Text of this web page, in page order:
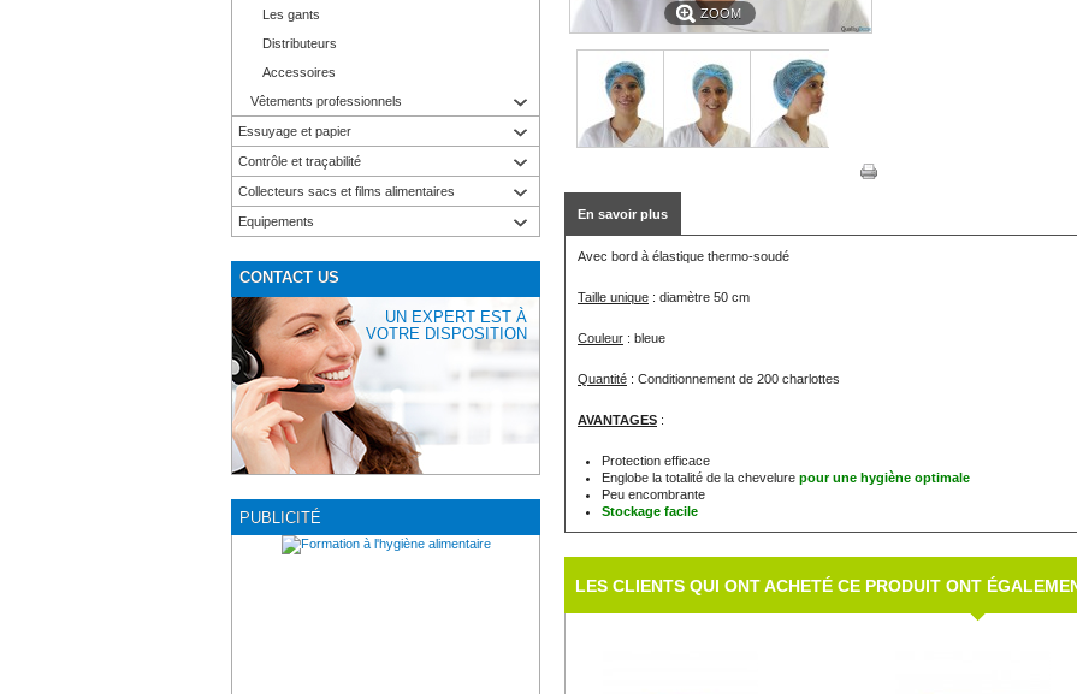
Les gants
Distributeurs
Accessoires
Vêtements professionnels
Essuyage et papier
Contrôle et traçabilité
Collecteurs sacs et films alimentaires
Equipements
CONTACT US
UN EXPERT EST À
VOTRE DISPOSITION
PUBLICITÉ
ZOOM
En savoir plus
Avec bord à élastique thermo-soudé
Taille unique : diamètre 50 cm
Couleur : bleue
Quantité : Conditionnement de 200 charlottes
AVANTAGES :
Protection efficace
Englobe la totalité de la chevelure pour une hygiène optimale
Peu encombrante
Stockage facile
LES CLIENTS QUI ONT ACHETÉ CE PRODUIT ONT